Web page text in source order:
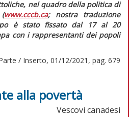
nel quadro della politica di
www.cccb.ca; nostra traduzione
è stato fissato dal 17 al 20
con i rappresentanti dei popoli
/ Inserto, 01/12/2021, pag. 679
alla povertà
Vescovi canadesi